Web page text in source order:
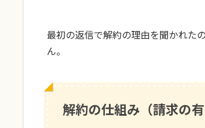
最初の返信で解約の理由を聞かれた
ん。
解約の仕組み（請求の